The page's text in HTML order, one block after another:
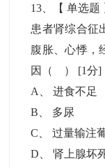
13 、【单选题
患者肾综合征
腹胀、心悸，
因（ ） [1分]
A
、进食不足
B
多尿
C 、过量输注
D 、肾上腺坏